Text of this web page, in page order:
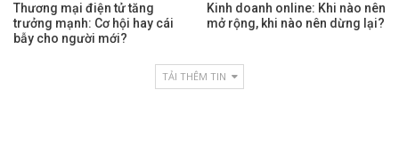
Thương mại điện tử tăng
trưởng mạnh: Cơ hội hay cái
bẫy cho người mới?
Kinh doanh online: Khi nào nên
mở rộng, khi nào nên dừng lại?
TẢI THÊM TIN